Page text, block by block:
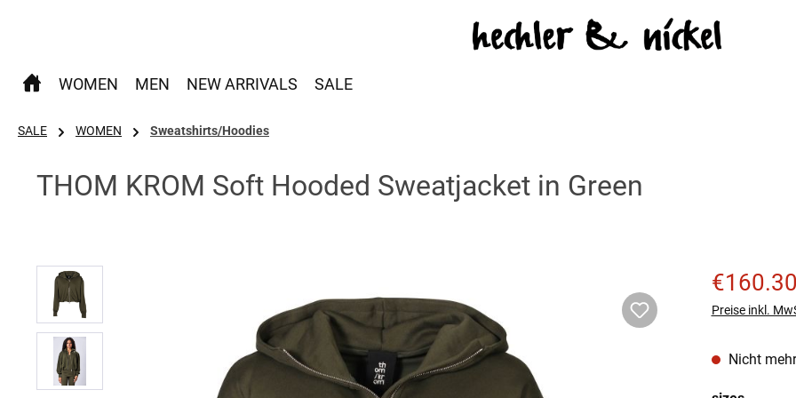
WOMEN MEN NEW ARRIVALS SALE
SALE WOMEN Sweatshirts/Hoodies
THOM KROM Soft Hooded Sweatjacket in Green
Bildergalerie überspringen Verkaufspreis:
€160.30
Preise inkl.
Nicht